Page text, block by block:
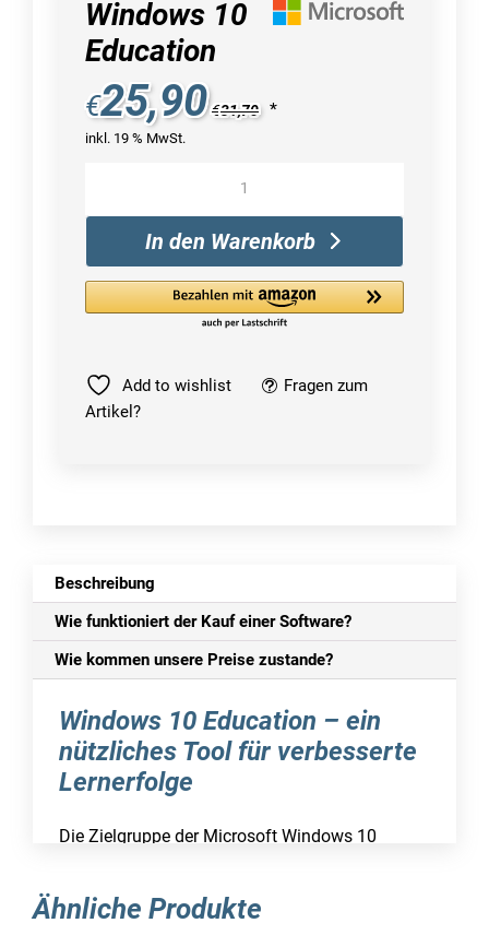
Windows 10
Education
€25,90 €31,70 *
inkl. 19 % MwSt.
In den Warenkorb
Add to wishlist
Fragen zum
Artikel?
Beschreibung
Wie funktioniert der Kauf einer Software?
Wie kommen unsere Preise zustande?
Windows 10 Education – ein
nützliches Tool für verbesserte
Lernerfolge
Die Zielgruppe der Microsoft Windows 10
Ausführung des bekannten Microsoft-
Ähnliche Produkte